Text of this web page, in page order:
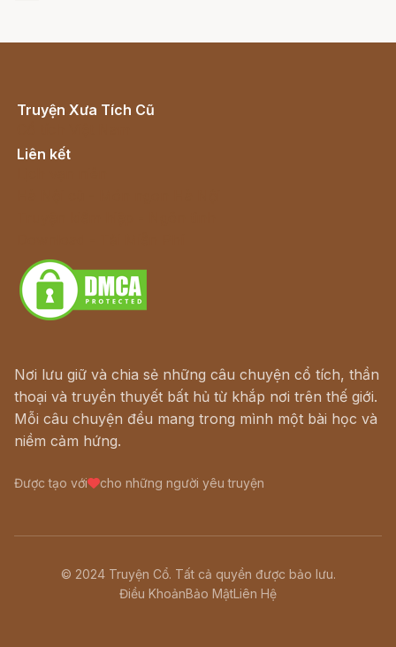
Truyện Xưa Tích Cũ
Liên kết
Nơi lưu giữ và chia sẻ những câu chuyện cổ tích, thần
thoại và truyền thuyết bất hủ từ khắp nơi trên thế giới.
Mỗi câu chuyện đều mang trong mình một bài học và
niềm cảm hứng.
Được tạo với cho những người yêu truyện
© 2024 Truyện Cổ. Tất cả quyền được bảo lưu.
Điều KhoảnBảo MậtLiên Hệ